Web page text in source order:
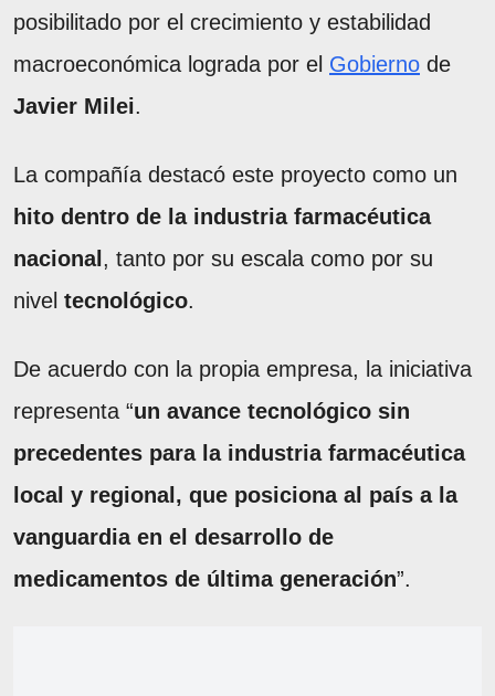
posibilitado por el crecimiento y estabilidad
macroeconómica lograda por el Gobierno de
Javier Milei.
La compañía destacó este proyecto como un
hito dentro de la industria farmacéutica
nacional , tanto por su escala como por su
nivel tecnológico.
De acuerdo con la propia empresa, la iniciativa
representa “un avance tecnológico sin
precedentes para la industria farmacéutica
local y regional, que posiciona al país a la
vanguardia en el desarrollo de
medicamentos de última generación”.